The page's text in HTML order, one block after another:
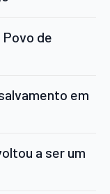
de
em
a ser um